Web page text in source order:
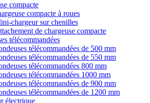
compacte
compacte à roues
chargeur sur chenilles
de chargeuse compacte
télécommandées
télécommandées de 500 mm
télécommandées de 550 mm
télécommandées 800 mm
télécommandées 1000 mm
télécommandées de 900 mm
télécommandées de 1200 mm
électrique